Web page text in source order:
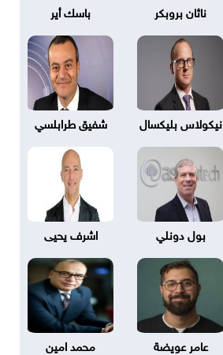
ناثان بروبكر باسك أير
نيكولاس بليكسال شفيق طرابلسي
بول دونلي اشرف يحيى
عامر عويضة محمد امين